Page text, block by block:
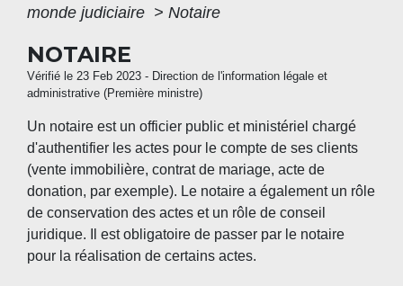
monde judiciaire > Notaire
NOTAIRE
Vérifié le 23 Feb 2023 - Direction de l'information légale et
administrative (Première ministre)
Un notaire est un officier public et ministériel chargé
d'authentifier les actes pour le compte de ses clients
(vente immobilière, contrat de mariage, acte de
donation, par exemple). Le notaire a également un rôle
de conservation des actes et un rôle de conseil
juridique. Il est obligatoire de passer par le notaire
pour la réalisation de certains actes.